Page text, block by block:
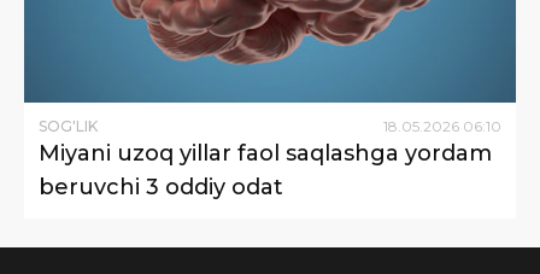
SOG'LIK 18.05.2026 06:10
Miyani uzoq yillar faol saqlashga yordam
beruvchi 3 oddiy odat